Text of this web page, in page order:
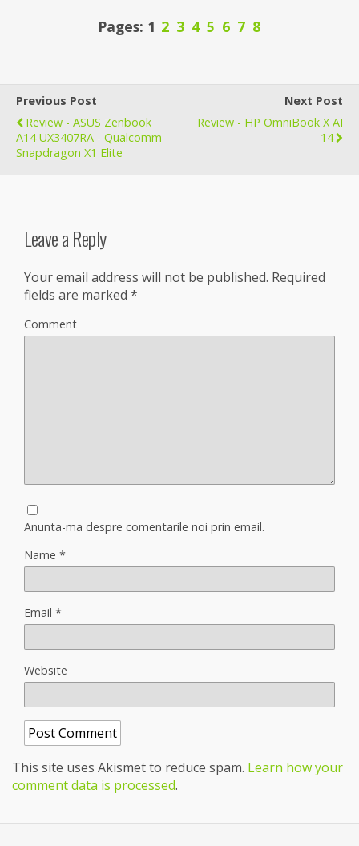
Pages: 1 2 3 4 5 6 7 8
Previous Post
Review - ASUS Zenbook
A14 UX3407RA - Qualcomm
Snapdragon X1 Elite
Next Post
Review - HP OmniBook X AI
14
Leave a Reply
Your email address will not be published. Required
fields are marked *
Comment
Anunta-ma despre comentarile noi prin email.
Name *
Email *
Website
This site uses Akismet to reduce spam. Learn how your
comment data is processed.